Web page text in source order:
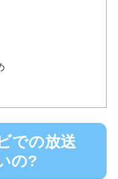
での放送
の?